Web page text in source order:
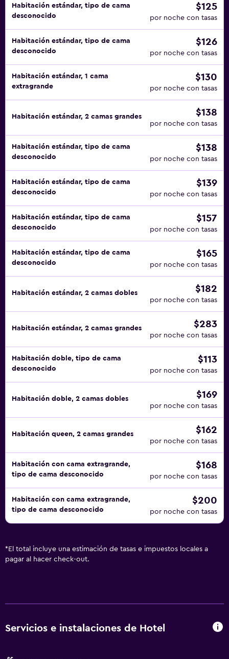
Habitación estándar, tipo de cama
desconocido
$125
por noche con tasas
Habitación estándar, tipo de cama
desconocido
$126
por noche con tasas
Habitación estándar, 1 cama
extragrande
$130
por noche con tasas
Habitación estándar, 2 camas grandes $138
por noche con tasas
Habitación estándar, tipo de cama
desconocido
$138
por noche con tasas
Habitación estándar, tipo de cama
desconocido
$139
por noche con tasas
Habitación estándar, tipo de cama
desconocido
$157
por noche con tasas
Habitación estándar, tipo de cama
desconocido
$165
por noche con tasas
Habitación estándar, 2 camas dobles $182
por noche con tasas
Habitación estándar, 2 camas grandes $283
por noche con tasas
Habitación doble, tipo de cama
desconocido
$113
por noche con tasas
Habitación doble, 2 camas dobles $169
por noche con tasas
Habitación queen, 2 camas grandes $162
por noche con tasas
Habitación con cama extragrande,
tipo de cama desconocido
$168
por noche con tasas
Habitación con cama extragrande,
tipo de cama desconocido
$200
por noche con tasas
* El total incluye una estimación de tasas e impuestos locales a
pagar al hacer check-out.
Servicios e instalaciones de Hotel